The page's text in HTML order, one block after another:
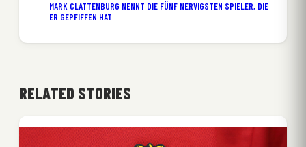
MARK CLATTENBURG NENNT DIE FÜNF NERVIGSTEN SPIELER, DIE
ER GEPFIFFEN HAT
RELATED STORIES